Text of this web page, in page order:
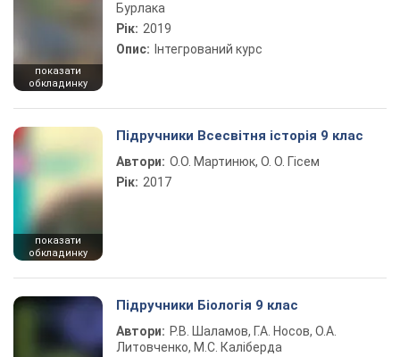
показати
обкладинку
Бурлака
Рік: 2019
Опис: Інтегрований курс
показати
обкладинку
Підручники Всесвітня історія 9 клас
Автори: О.О. Мартинюк, О. О. Гісем
Рік: 2017
Підручники Біологія 9 клас
Автори: Р.В. Шаламов, Г.А. Носов, О.А.
Литовченко, М.С. Каліберда